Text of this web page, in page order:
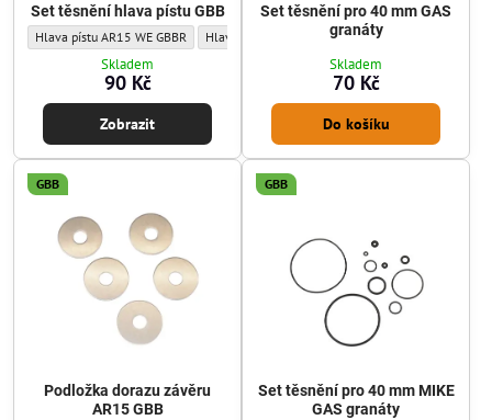
Set těsnění hlava pístu GBB
Set těsnění hlava pístu GBB - Sada těsnění/o-kroužků:
Hlava pístu AR15 WE GBBR Set těsnění hlava pístu GBB - Sada těsnění/o-
Hlava pístu MP7 WE GBBR Set těsnění hlava
Hlava pístu AK a SVD
Skladem
90 Kč
Zobrazit
Set těsnění pro 40 mm GAS
granáty
Skladem
70 Kč
Do košíku
GBB
Podložka dorazu závěru
AR15 GBB
GBB
Set těsnění pro 40 mm MIKE
GAS granáty